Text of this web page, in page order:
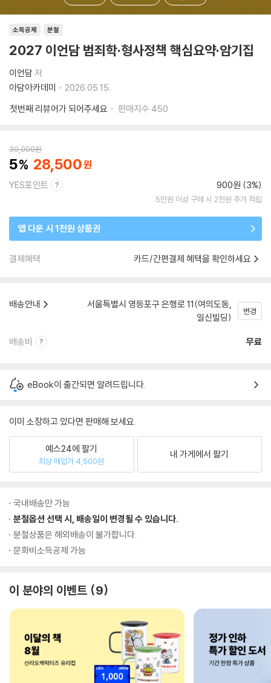
소득공제 분철
2027 이언담 범죄학·형사정책 핵심요약·암기집
이언담 저
아담아카데미
2026.05.15.
첫번째 리뷰어가 되어주세요
판매지수 450
30,000원
5 28,500
YES포인트 900원 (3%)
5만원 이상 구매 시 2천원 추가 적립
앱 다운 시 1천원 상품권
결제혜택 카드/간편결제 혜택을 확인하세요
배송안내
서울특별시 영등포구 은행로 11(여의도동,
일신빌딩)
변경
배송비 무료
eBook이 출간되면 알려드립니다.
이미 소장하고 있다면 판매해 보세요.
예스24에 팔기
최상 매입가 4,500원
내 가게에서 팔기
국내배송만 가능
분철옵션 선택 시, 배송일이 변경될 수 있습니다.
분철상품은 해외배송이 불가합니다.
문화비소득공제 가능
이 분야의 이벤트 9